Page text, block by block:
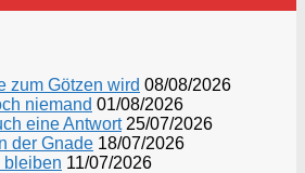
zum Götzen wird 08/08/2026
niemand 01/08/2026
eine Antwort 25/07/2026
der Gnade 18/07/2026
bleiben 11/07/2026